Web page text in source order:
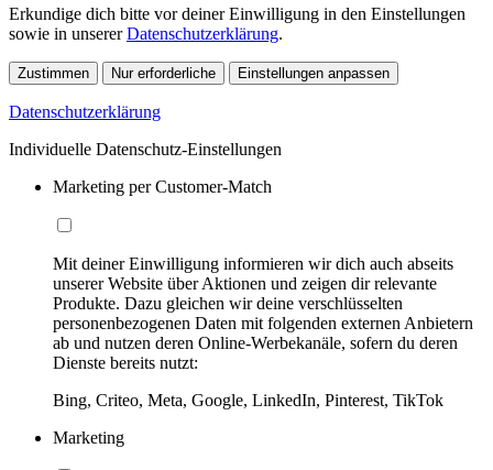
Erkundige dich bitte vor deiner Einwilligung in den Einstellungen
sowie in unsererDatenschutzerklärung.
Zustimmen Nur erforderliche Einstellungen anpassen
Datenschutzerklärung
Individuelle Datenschutz-Einstellungen
Marketing per Customer-Match
Mit deiner Einwilligung informieren wir dich auch abseits
unserer Website über Aktionen und zeigen dir relevante
Produkte. Dazu gleichen wir deine verschlüsselten
personenbezogenen Daten mit folgenden externen Anbietern
ab und nutzen deren Online-Werbekanäle, sofern du deren
Dienste bereits nutzt:
Bing, Criteo, Meta, Google, LinkedIn, Pinterest, TikTok
Marketing